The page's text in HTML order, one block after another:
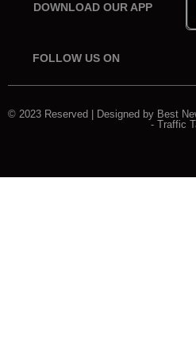
DOWNLOAD OUR APP
FOLLOW US ON
© 2023 Reserved | Designed by Best
- Traffic